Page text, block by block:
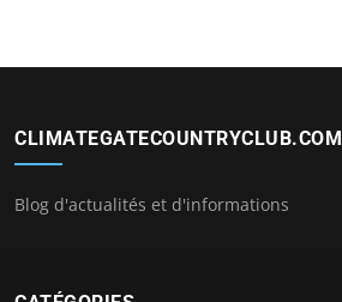
CLIMATEGATECOUNTRYCLUB.COM
Blog d'actualités et d'informations